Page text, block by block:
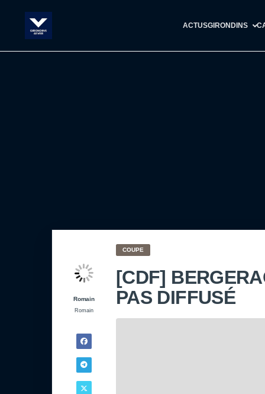
ACTUSGIRONDINS
Romain
Romain
COUPE
[CDF]
PAS DIFFUSÉ